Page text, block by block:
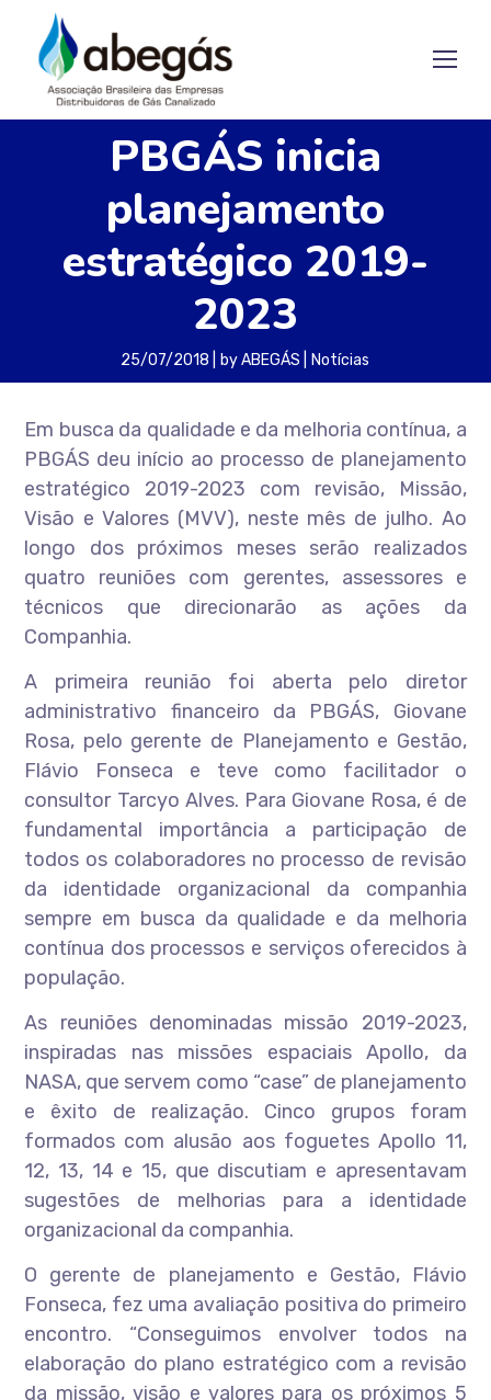
PBGÁS inicia
planejamento
estratégico 2019-
2023
25/07/2018 byABEGÁS Notícias
Em busca da qualidade e da melhoria contínua, a
PBGÁS deu início ao processo de planejamento
estratégico 2019-2023 com revisão, Missão,
Visão e Valores (MVV), neste mês de julho. Ao
longo dos próximos meses serão realizados
quatro reuniões com gerentes, assessores e
técnicos que direcionarão as ações da
Companhia.
A primeira reunião foi aberta pelo diretor
administrativo financeiro da PBGÁS, Giovane
Rosa, pelo gerente de Planejamento e Gestão,
Flávio Fonseca e teve como facilitador o
consultor Tarcyo Alves. Para Giovane Rosa, é de
fundamental importância a participação de
todos os colaboradores no processo de revisão
da identidade organizacional da companhia
sempre em busca da qualidade e da melhoria
contínua dos processos e serviços oferecidos à
população.
As reuniões denominadas missão 2019-2023,
inspiradas nas missões espaciais Apollo, da
NASA, que servem como “case” de planejamento
e êxito de realização. Cinco grupos foram
formados com alusão aos foguetes Apollo 11,
12, 13, 14 e 15, que discutiam e apresentavam
sugestões de melhorias para a identidade
organizacional da companhia.
O gerente de planejamento e Gestão, Flávio
Fonseca, fez uma avaliação positiva do primeiro
encontro. “Conseguimos envolver todos na
elaboração do plano estratégico com a revisão
da missão, visão e valores para os próximos 5